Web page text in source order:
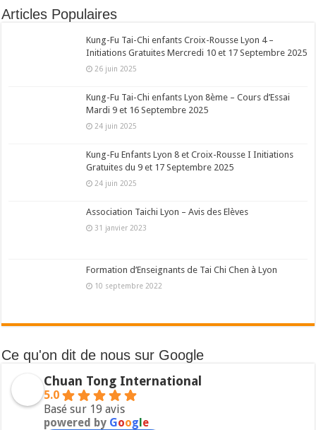
Articles Populaires
Kung-Fu Tai-Chi enfants Croix-Rousse Lyon 4 –
Initiations Gratuites Mercredi 10 et 17 Septembre 2025
26 juin 2025
Kung-Fu Tai-Chi enfants Lyon 8ème – Cours d’Essai
Mardi 9 et 16 Septembre 2025
24 juin 2025
Kung-Fu Enfants Lyon 8 et Croix-Rousse I Initiations
Gratuites du 9 et 17 Septembre 2025
24 juin 2025
Association Taichi Lyon – Avis des Elèves
31 janvier 2023
Formation d’Enseignants de Tai Chi Chen à Lyon
10 septembre 2022
Ce qu'on dit de nous sur Google
Chuan Tong International
5.0
Basé sur 19 avis
powered by Google